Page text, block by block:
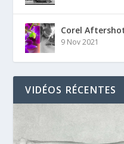
Corel
9 Nov 2021
VIDÉOS RÉCENTES